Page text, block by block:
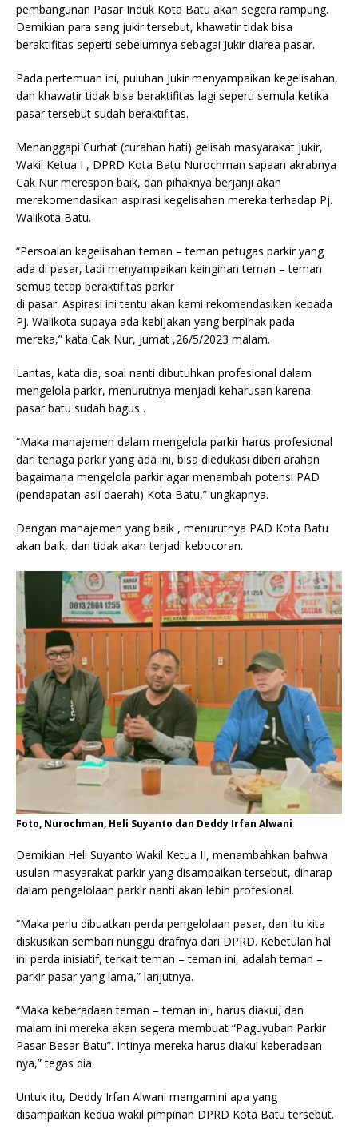
pembangunan Pasar Induk Kota Batu akan segera rampung.
Demikian para sang jukir tersebut, khawatir tidak bisa
beraktifitas seperti sebelumnya sebagai Jukir diarea pasar.
Pada pertemuan ini, puluhan Jukir menyampaikan kegelisahan,
dan khawatir tidak bisa beraktifitas lagi seperti semula ketika
pasar tersebut sudah beraktifitas.
Menanggapi Curhat (curahan hati) gelisah masyarakat jukir,
Wakil Ketua I , DPRD Kota Batu Nurochman sapaan akrabnya
Cak Nur merespon baik, dan pihaknya berjanji akan
merekomendasikan aspirasi kegelisahan mereka terhadap Pj.
Walikota Batu.
“Persoalan kegelisahan teman – teman petugas parkir yang
ada di pasar, tadi menyampaikan keinginan teman – teman
semua tetap beraktifitas parkir
di pasar. Aspirasi ini tentu akan kami rekomendasikan kepada
Pj. Walikota supaya ada kebijakan yang berpihak pada
mereka,” kata Cak Nur, Jumat ,26/5/2023 malam.
Lantas, kata dia, soal nanti dibutuhkan profesional dalam
mengelola parkir, menurutnya menjadi keharusan karena
pasar batu sudah bagus .
“Maka manajemen dalam mengelola parkir harus profesional
dari tenaga parkir yang ada ini, bisa diedukasi diberi arahan
bagaimana mengelola parkir agar menambah potensi PAD
(pendapatan asli daerah) Kota Batu,” ungkapnya.
Dengan manajemen yang baik , menurutnya PAD Kota Batu
akan baik, dan tidak akan terjadi kebocoran.
Foto, Nurochman, Heli Suyanto dan Deddy Irfan Alwani
Demikian Heli Suyanto Wakil Ketua II, menambahkan bahwa
usulan masyarakat parkir yang disampaikan tersebut, diharap
dalam pengelolaan parkir nanti akan lebih profesional.
“Maka perlu dibuatkan perda pengelolaan pasar, dan itu kita
diskusikan sembari nunggu drafnya dari DPRD. Kebetulan hal
ini perda inisiatif, terkait teman – teman ini, adalah teman –
parkir pasar yang lama,” lanjutnya.
“Maka keberadaan teman – teman ini, harus diakui, dan
malam ini mereka akan segera membuat “Paguyuban Parkir
Pasar Besar Batu”. Intinya mereka harus diakui keberadaan
nya,” tegas dia.
Untuk itu, Deddy Irfan Alwani mengamini apa yang
disampaikan kedua wakil pimpinan DPRD Kota Batu tersebut.